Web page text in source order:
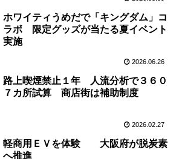
ホワイティうめだで「キングダム」コ
ラボ 限定グッズが当たる夏イベント
実施
2026.06.26
路上喫煙禁止１年 人流分析で３６０
７カ所試算 商店街は補助制度
2026.02.27
軽商用ＥＶを体験 大阪府が脱炭素
へ推進